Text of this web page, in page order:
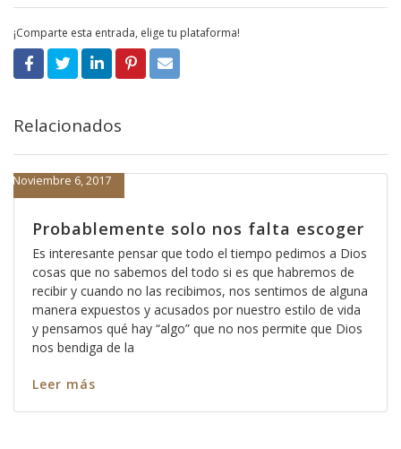
¡Comparte esta entrada, elige tu plataforma!
Relacionados
Probablemente solo nos falta escoger
Noviembre 6, 2017
Es interesante pensar que todo el tiempo pedimos a Dios
cosas que no sabemos del todo si es que habremos de
recibir y cuando no las recibimos, nos sentimos de alguna
manera expuestos y acusados por nuestro estilo de vida
y pensamos qué hay “algo” que no nos permite que Dios
nos bendiga de la
Leer más